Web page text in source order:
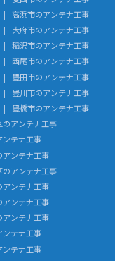
高浜市のアンテナ工事
大府市のアンテナ工事
稲沢市のアンテナ工事
西尾市のアンテナ工事
豊田市のアンテナ工事
豊川市のアンテナ工事
豊橋市のアンテナ工事
のアンテナ工事
ンテナ工事
アンテナ工事
のアンテナ工事
アンテナ工事
アンテナ工事
アンテナ工事
ンテナ工事
ンテナ工事